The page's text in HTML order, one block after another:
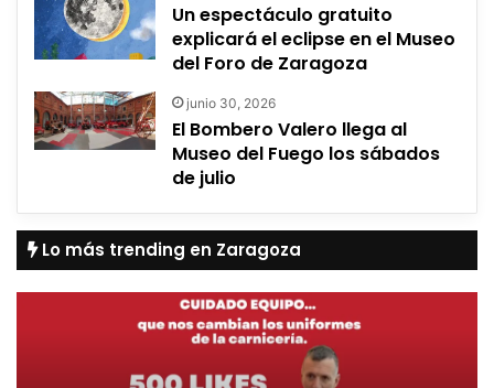
Un espectáculo gratuito
explicará el eclipse en el Museo
del Foro de Zaragoza
junio 30, 2026
El Bombero Valero llega al
Museo del Fuego los sábados
de julio
Lo más trending en Zaragoza